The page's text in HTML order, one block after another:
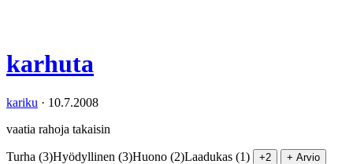
karhuta
kariku · 10.7.2008
vaatia rahoja takaisin
Turha (3)Hyödyllinen (3)Huono (2)Laadukas (1) +2 + Arvio